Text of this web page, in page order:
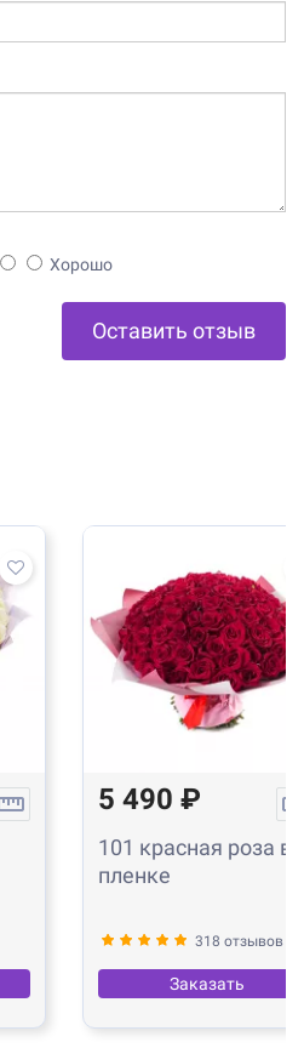
Хорошо
Оставить отзыв
5 490 ₽
101 красная роза в
пленке
318 отзывов
Заказать